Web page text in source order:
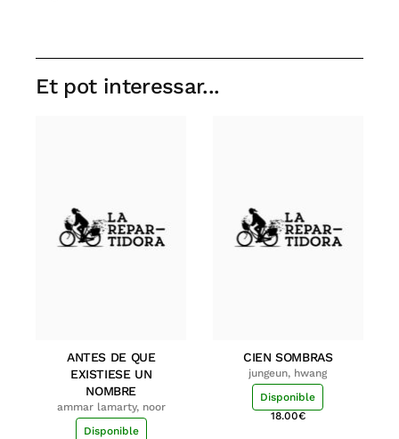
Et pot interessar...
ANTES DE QUE
EXISTIESE UN
NOMBRE
ammar lamarty, noor
Disponible
CIEN SOMBRAS
jungeun, hwang
Disponible
18.00€